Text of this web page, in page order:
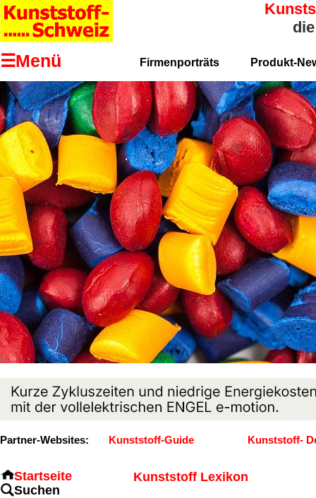
Kunststoff Lexikon
Partner-Websites: Kunststoff-Guide Kunststoff-
Startseite
Suchen
☰Menü Firmenporträts Produkt-